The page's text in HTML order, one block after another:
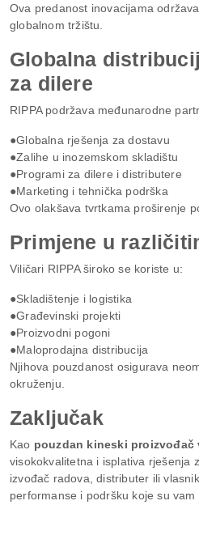
Ova predanost inovacijama
globalnom tržištu.
Globalna
za dilere
RIPPA podržava međunarodne
●Globalna rješenja za dostavu
●Zalihe u inozemskom skladištu
●Programi za dilere i distributere
●Marketing i tehnička podrška
Ovo olakšava tvrtkama proširenje
Primjene u
Viličari RIPPA široko se koriste u:
●Skladištenje i logistika
●Građevinski projekti
●Proizvodni pogoni
●Maloprodajna distribucija
Njihova pouzdanost osigurava
okruženju.
Zaključak
Kao pouzdan kineski proizvođač
visokokvalitetna i isplativa rješenja
izvođač radova, distributer ili
performanse i podršku koje su vam